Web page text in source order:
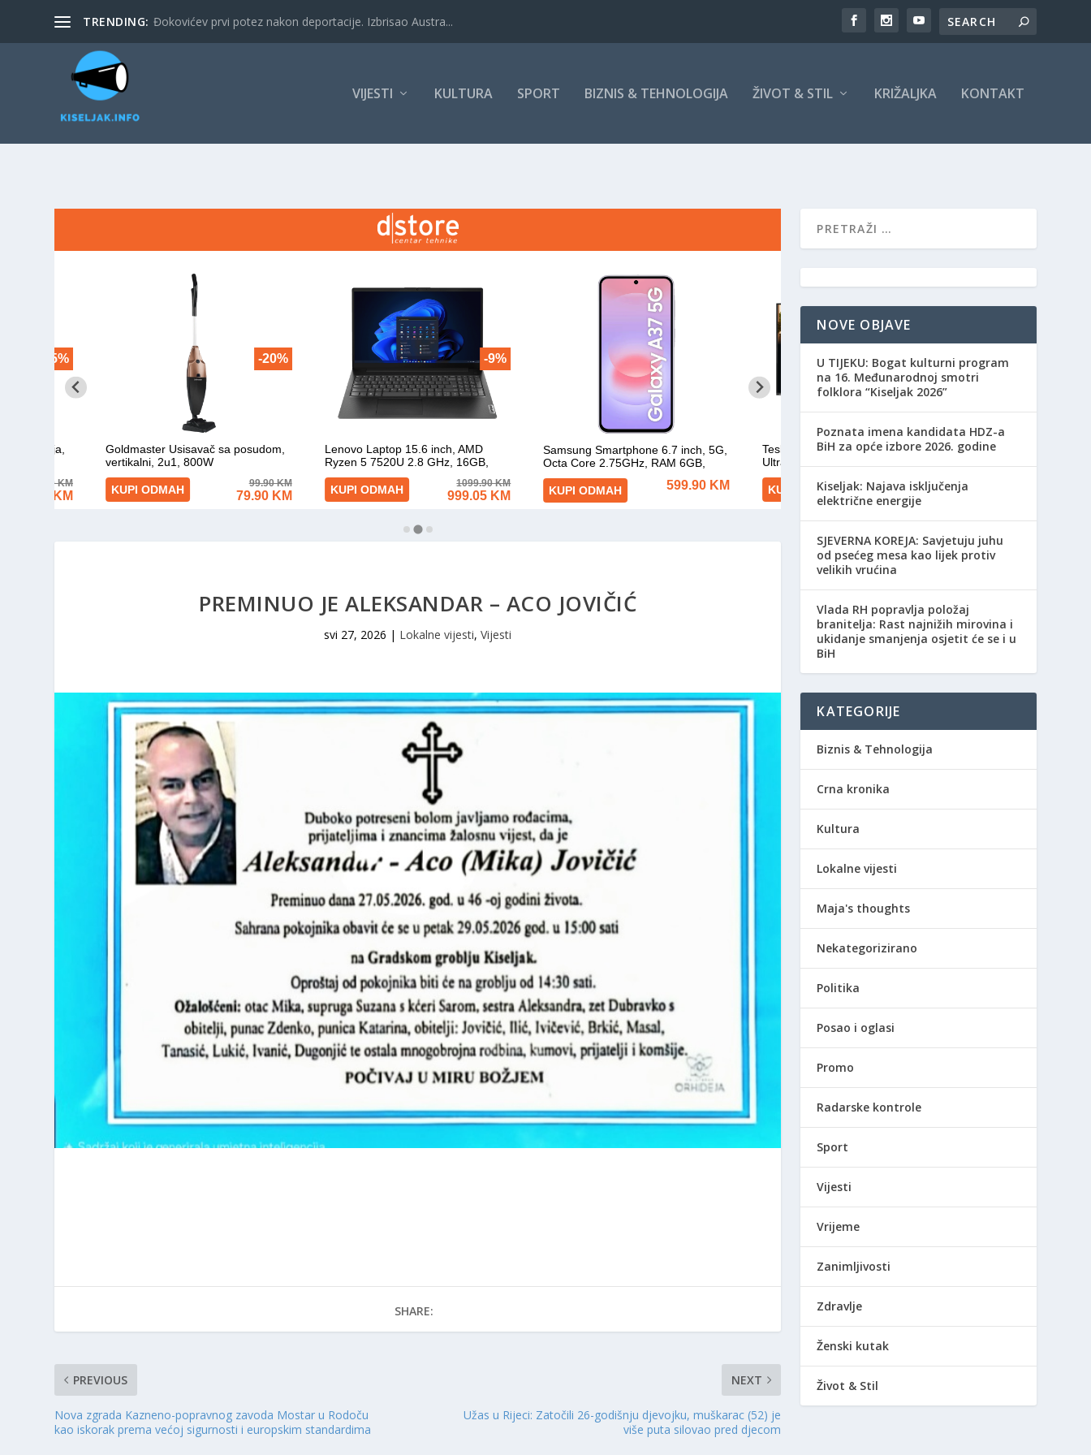
TRENDING: Đokovićev prvi potez nakon deportacije. Izbrisao Austra...
VIJESTI KULTURA SPORT BIZNIS & TEHNOLOGIJA ŽIVOT & STIL KRIŽALJKA KONTAKT
PREMINUO JE ALEKSANDAR – ACO JOVIČIĆ
svi 27, 2026 | Lokalne vijesti,Vijesti
SHARE:
PREVIOUS
Nova zgrada Kazneno-popravnog zavoda Mostar u Rodoču
kao iskorak prema većoj sigurnosti i europskim standardima
NEXT
Užas u Rijeci: Zatočili 26-godišnju djevojku, muškarac (52) je
više puta silovao pred djecom
NOVE OBJAVE
​U TIJEKU: Bogat kulturni program
na 16. Međunarodnoj smotri
folklora “Kiseljak 2026”
Poznata imena kandidata HDZ-a
BiH za opće izbore 2026. godine
Kiseljak: Najava isključenja
električne energije
SJEVERNA KOREJA: Savjetuju juhu
od psećeg mesa kao lijek protiv
velikih vrućina
Vlada RH popravlja položaj
branitelja: Rast najnižih mirovina i
ukidanje smanjenja osjetit će se i u
BiH
KATEGORIJE
Biznis & Tehnologija
Crna kronika
Kultura
Lokalne vijesti
Maja's thoughts
Nekategorizirano
Politika
Posao i oglasi
Promo
Radarske kontrole
Sport
Vijesti
Vrijeme
Zanimljivosti
Zdravlje
Ženski kutak
Život & Stil